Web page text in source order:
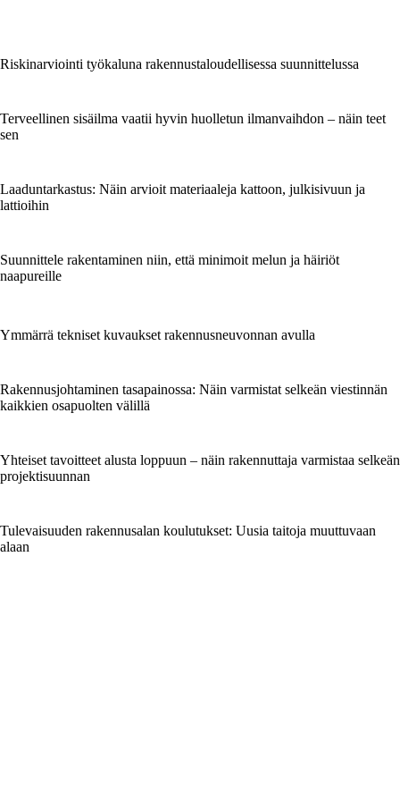
Riskinarviointi työkaluna rakennustaloudellisessa suunnittelussa
Terveellinen sisäilma vaatii hyvin huolletun ilmanvaihdon – näin teet
sen
Laaduntarkastus: Näin arvioit materiaaleja kattoon, julkisivuun ja
lattioihin
Suunnittele rakentaminen niin, että minimoit melun ja häiriöt
naapureille
Ymmärrä tekniset kuvaukset rakennusneuvonnan avulla
Rakennusjohtaminen tasapainossa: Näin varmistat selkeän viestinnän
kaikkien osapuolten välillä
Yhteiset tavoitteet alusta loppuun – näin rakennuttaja varmistaa selkeän
projektisuunnan
Tulevaisuuden rakennusalan koulutukset: Uusia taitoja muuttuvaan
alaan